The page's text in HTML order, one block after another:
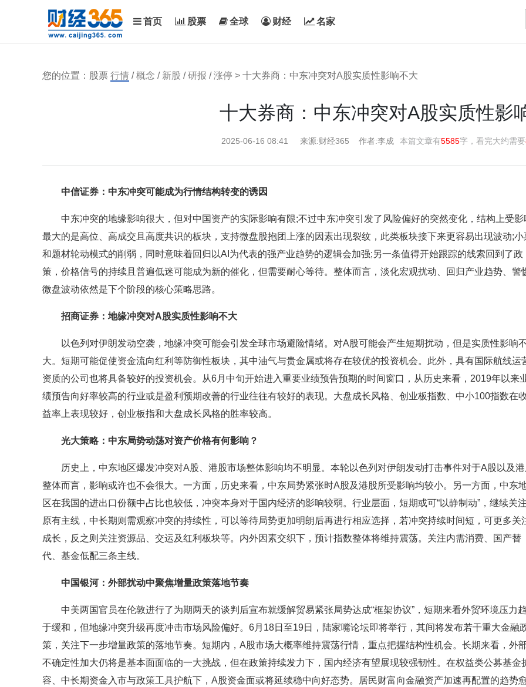
首页 股票 全球 财经 名家
您的位置：股票 行情 /概念 / 新股 /研报 /涨停 > 十大券商：中东冲突对A股实质性影响不大
十大券商：中东冲突对A股实质性影
2025-06-16 08:41 来源:财经365 作者:李成 本篇文章有5585字，看完大约需要
中信证券：中东冲突可能成为行情结构转变的诱因
中东冲突的地缘影响很大，但对中国资产的实际影响有限;不过中东冲突引发了风险偏好的突然变化，结构上受影
最大的是高位、高成交且高度共识的板块，支持微盘股抱团上涨的因素出现裂纹，此类板块接下来更容易出现波动;小
和题材轮动模式的削弱，同时意味着回归以AI为代表的强产业趋势的逻辑会加强;另一条值得开始跟踪的线索回到了政
策，价格信号的持续且普遍低迷可能成为新的催化，但需要耐心等待。整体而言，淡化宏观扰动、回归产业趋势、警
微盘波动依然是下个阶段的核心策略思路。
招商证券：地缘冲突对A股实质性影响不大
以色列对伊朗发动空袭，地缘冲突可能会引发全球市场避险情绪。对A股可能会产生短期扰动，但是实质性影响
大。短期可能促使资金流向红利等防御性板块，其中油气与贵金属或将存在较优的投资机会。此外，具有国际航线运
资质的公司也将具备较好的投资机会。从6月中旬开始进入重要业绩预告预期的时间窗口，从历史来看，2019年以来
绩预告向好率较高的行业或是盈利预期改善的行业往往有较好的表现。大盘成长风格、创业板指数、中小100指数在
益率上表现较好，创业板指和大盘成长风格的胜率较高。
光大策略：中东局势动荡对资产价格有何影响？
历史上，中东地区爆发冲突对A股、港股市场整体影响均不明显。本轮以色列对伊朗发动打击事件对于A股以及港
整体而言，影响或许也不会很大。一方面，历史来看，中东局势紧张时A股及港股所受影响均较小。另一方面，中东
区在我国的进出口份额中占比也较低，冲突本身对于国内经济的影响较弱。行业层面，短期或可“以静制动”，继续关注
原有主线，中长期则需观察冲突的持续性，可以等待局势更加明朗后再进行相应选择，若冲突持续时间短，可更多关
成长，反之则关注资源品、交运及红利板块等。内外因素交织下，预计指数整体将维持震荡。关注内需消费、国产替
代、基金低配三条主线。
中国银河：外部扰动中聚焦增量政策落地节奏
中美两国官员在伦敦进行了为期两天的谈判后宣布就缓解贸易紧张局势达成“框架协议”，短期来看外贸环境压力趋
于缓和，但地缘冲突升级再度冲击市场风险偏好。6月18日至19日，陆家嘴论坛即将举行，其间将发布若干重大金融
策，关注下一步增量政策的落地节奏。短期内，A股市场大概率维持震荡行情，重点把握结构性机会。长期来看，外
不确定性加大仍将是基本面面临的一大挑战，但在政策持续发力下，国内经济有望展现较强韧性。在权益类公募基金
容、中长期资金入市与政策工具护航下，A股资金面或将延续稳中向好态势。居民财富向金融资产加速再配置的趋势